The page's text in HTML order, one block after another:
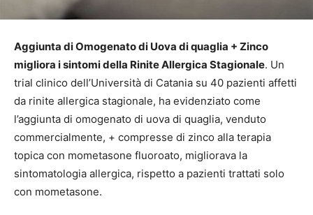
Aggiunta di Omogenato di Uova di quaglia + Zinco
migliora i sintomi della Rinite Allergica Stagionale. Un
trial clinico dell’Università di Catania su 40 pazienti affetti
da rinite allergica stagionale, ha evidenziato come
l’aggiunta di omogenato di uova di quaglia, venduto
commercialmente, + compresse di zinco alla terapia
topica con mometasone fluoroato, migliorava la
sintomatologia allergica, rispetto a pazienti trattati solo
con mometasone.